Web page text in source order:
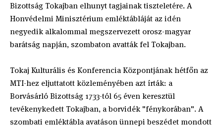
Bizottság Tokajban elhunyt tagjainak tiszteletére. A
Honvédelmi Minisztérium emléktábláját az idén
negyedik alkalommal megszervezett orosz-magyar
barátság napján, szombaton avatták fel Tokajban.
Tokaj Kulturális és Konferencia Központjának hétfőn az
MTI-hez eljuttatott közleményében azt írták: a
Borvásárló Bizottság 1733-tól 65 éven keresztül
tevékenykedett Tokajban, a borvidék "fénykorában". A
szombati emléktábla avatáson ünnepi beszédet mondott